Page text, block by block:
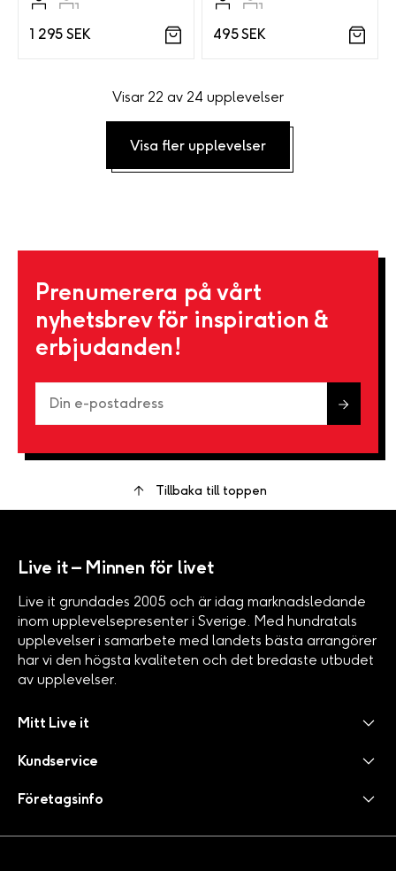
1 295 SEK 495 SEK
Visar 22 av 24 upplevelser
Visa fler upplevelser
Prenumerera på vårt
nyhetsbrev för inspiration &
erbjudanden!
Tillbaka till toppen
Live it – Minnen för livet
Live it grundades 2005 och är idag marknadsledande
inom upplevelsepresenter i Sverige. Med hundratals
upplevelser i samarbete med landets bästa arrangörer
har vi den högsta kvaliteten och det bredaste utbudet
av upplevelser.
Mitt Live it
Kundservice
Företagsinfo